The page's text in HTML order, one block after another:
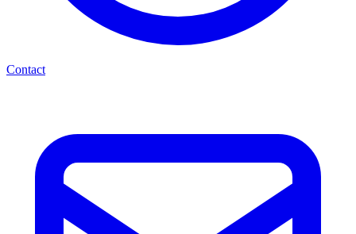
Contact